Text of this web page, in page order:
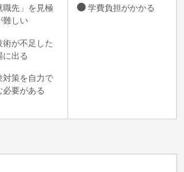
職先」を見極
難しい
術が不足した
に出る
対策を自力で
必要がある
学費負担がかかる